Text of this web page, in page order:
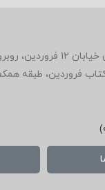
میدان انقلاب، ابتدای
فروردین، طبقه